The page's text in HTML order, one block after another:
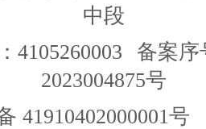
中段
4105260003
备案序
2023004875号
41910402000001号